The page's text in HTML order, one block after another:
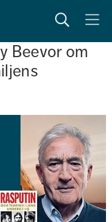
Sök Meny
Beevor om